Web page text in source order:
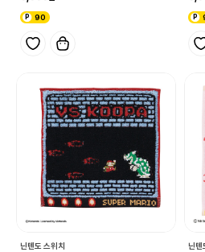
90
닌텐도 스위치 닌텐